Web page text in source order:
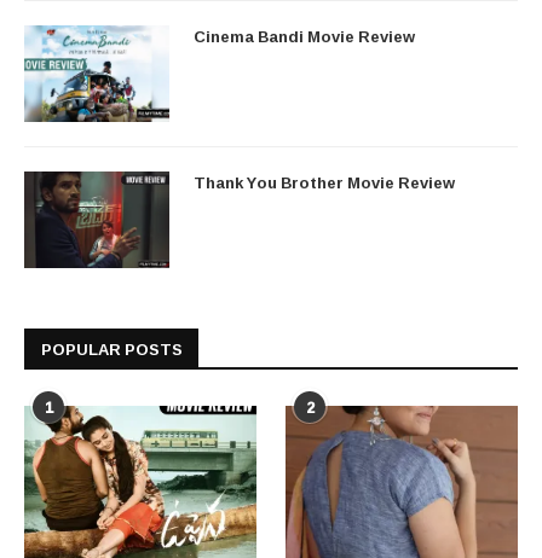
Cinema Bandi Movie Review
Thank You Brother Movie Review
POPULAR POSTS
1 2